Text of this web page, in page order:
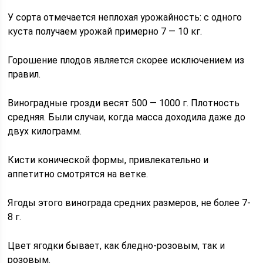
У сорта отмечается неплохая урожайность: с одного
куста получаем урожай примерно 7 — 10 кг.
Горошение плодов является скорее исключением из
правил.
Виноградные грозди весят 500 — 1000 г. Плотность
средняя. Были случаи, когда масса доходила даже до
двух килограмм.
Кисти конической формы, привлекательно и
аппетитно смотрятся на ветке.
Ягоды этого винограда средних размеров, не более 7-
8 г.
Цвет ягодки бывает, как бледно-розовым, так и
розовым.